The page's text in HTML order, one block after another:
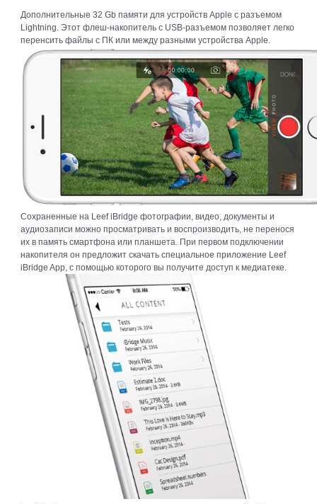
Дополнительные 32 Gb памяти для устройств Apple с разъемом
Lightning. Этот флеш-накопитель с USB-разъемом позволяет легко
перенсить файлы с ПК или между разными устройства Apple.
Сохраненные на Leef iBridge фотографии, видео, документы и
аудиозаписи можно просматривать и воспроизводить, не перенося
их в память смартфона или планшета. При первом подключении
накопителя он предложит скачать специальное приложение Leef
iBridge App, с помощью которого вы получите доступ к медиатеке.